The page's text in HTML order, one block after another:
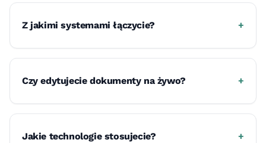
Z jakimi systemami łączycie? +
Czy edytujecie dokumenty na żywo? +
Jakie technologie stosujecie? +